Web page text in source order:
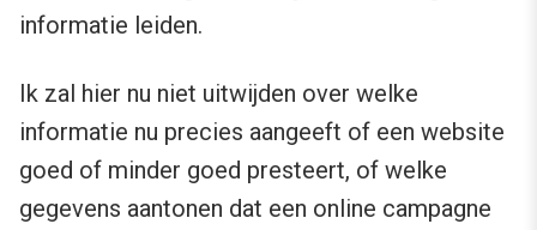
informatie leiden.
Ik zal hier nu niet uitwijden over welke
informatie nu precies aangeeft of een website
goed of minder goed presteert, of welke
gegevens aantonen dat een online campagne